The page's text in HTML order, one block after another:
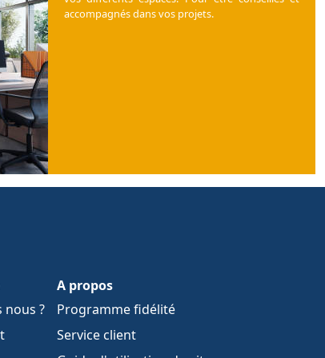
accompagnés dans vos projets.
nous ?
A propos
Programme fidélité
Service client